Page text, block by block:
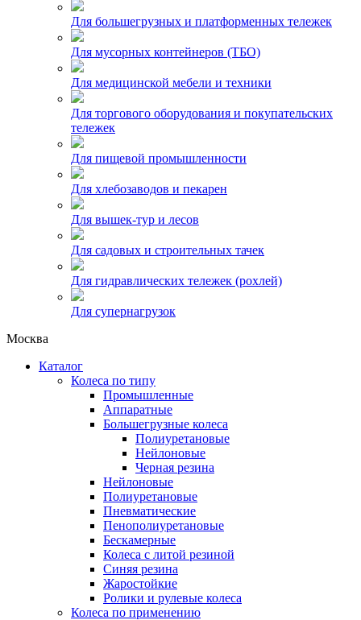
Для большегрузных и платформенных тележек
Для мусорных контейнеров (ТБО)
Для медицинской мебели и техники
Для торгового оборудования и покупательских
тележек
Для пищевой промышленности
Для хлебозаводов и пекарен
Для вышек-тур и лесов
Для садовых и строительных тачек
Для гидравлических тележек (рохлей)
Для супернагрузок
Москва
Каталог
Колеса по типу
Промышленные
Аппаратные
Большегрузные колеса
Полиуретановые
Нейлоновые
Черная резина
Нейлоновые
Полиуретановые
Пневматические
Пенополиуретановые
Бескамерные
Колеса с литой резиной
Синяя резина
Жаростойкие
Ролики и рулевые колеса
Колеса по применению